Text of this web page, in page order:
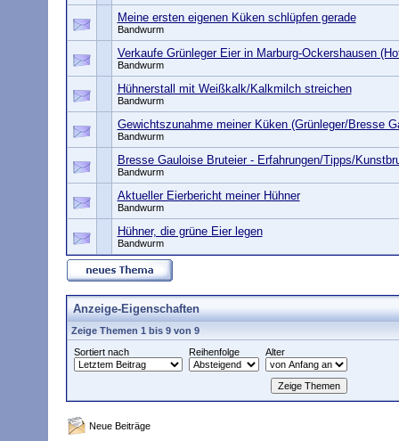
Meine ersten eigenen Küken schlüpfen gerade
Bandwurm
Verkaufe Grünleger Eier in Marburg-Ockershausen
Bandwurm
Hühnerstall mit Weißkalk/Kalkmilch streichen
Bandwurm
Gewichtszunahme meiner Küken (Grünleger/Bresse
Bandwurm
Bresse Gauloise Bruteier - Erfahrungen/Tipps/
Bandwurm
Aktueller Eierbericht meiner Hühner
Bandwurm
Hühner, die grüne Eier legen
Bandwurm
Anzeige-Eigenschaften
Zeige Themen 1 bis 9 von 9
Sortiert nach
Reihenfolge Alter
Neue Beiträge